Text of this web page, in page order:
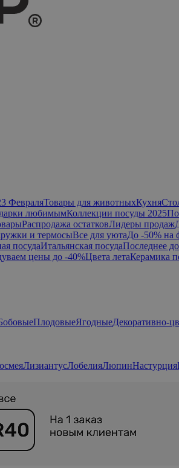
ФевраляТовары для животныхКухня
любимымКоллекции посуды 2025
Распродажа остатковЛидеры продаж
и термосыВсе для уютаДо -50% на
посудаИтальянская посудаПоследнее
цены до -40%Цвета летаКерамика
ПлодовыеЯгодныеДекоративно-
ЛизиантусЛобелияЛюпинНастурция